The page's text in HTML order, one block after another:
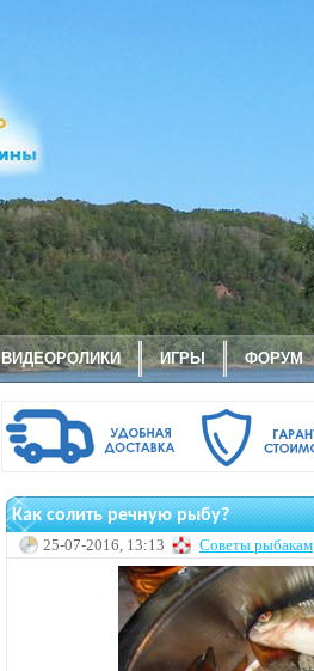
ВИДЕОРОЛИКИ ИГРЫ ФОРУМ
Как солить речную рыбу?
25-07-2016, 13:13 Советы рыбакам